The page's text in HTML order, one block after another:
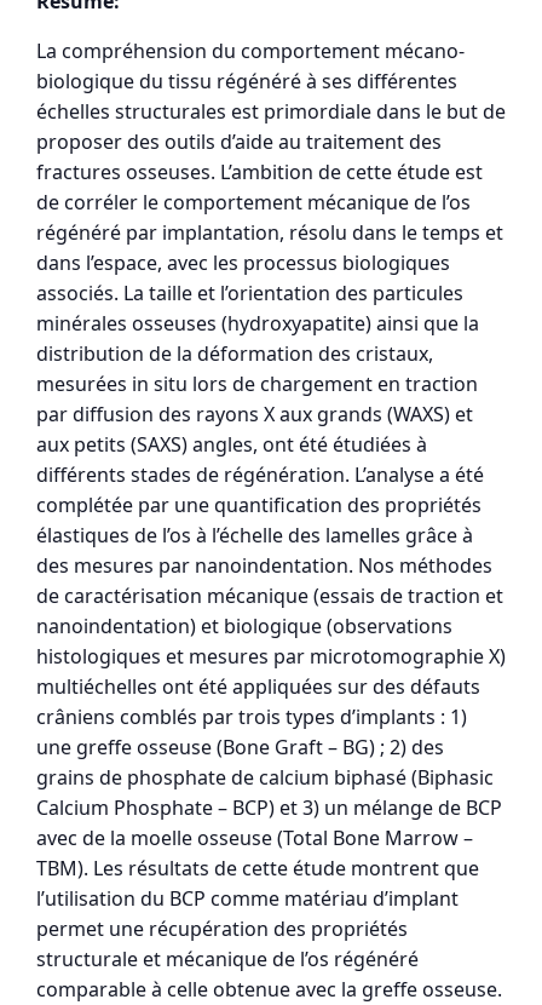
La compréhension du comportement mécano-
biologique du tissu régénéré à ses différentes
échelles structurales est primordiale dans le but de
proposer des outils d’aide au traitement des
fractures osseuses. L’ambition de cette étude est
de corréler le comportement mécanique de l’os
régénéré par implantation, résolu dans le temps et
dans l’espace, avec les processus biologiques
associés. La taille et l’orientation des particules
minérales osseuses (hydroxyapatite) ainsi que la
distribution de la déformation des cristaux,
mesurées in situ lors de chargement en traction
par diffusion des rayons X aux grands (WAXS) et
aux petits (SAXS) angles, ont été étudiées à
différents stades de régénération. L’analyse a été
complétée par une quantification des propriétés
élastiques de l’os à l’échelle des lamelles grâce à
des mesures par nanoindentation. Nos méthodes
de caractérisation mécanique (essais de traction et
nanoindentation) et biologique (observations
histologiques et mesures par microtomographie X)
multiéchelles ont été appliquées sur des défauts
crâniens comblés par trois types d’implants : 1)
une greffe osseuse (Bone Graft – BG) ; 2) des
grains de phosphate de calcium biphasé (Biphasic
Calcium Phosphate – BCP) et 3) un mélange de BCP
avec de la moelle osseuse (Total Bone Marrow –
TBM). Les résultats de cette étude montrent que
l’utilisation du BCP comme matériau d’implant
permet une récupération des propriétés
structurale et mécanique de l’os régénéré
comparable à celle obtenue avec la greffe osseuse.